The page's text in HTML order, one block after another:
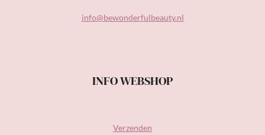
info@bewonderfulbeauty.nl
INFO WEBSHOP
Verzenden